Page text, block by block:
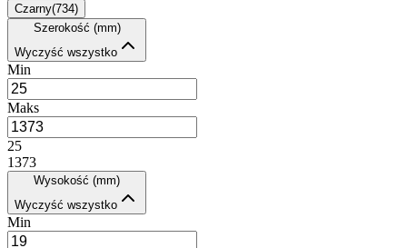
Czarny(734)
Szerokość (mm)
Wyczyść wszystko
Min
Maks
25
1373
Wysokość (mm)
Wyczyść wszystko
Min